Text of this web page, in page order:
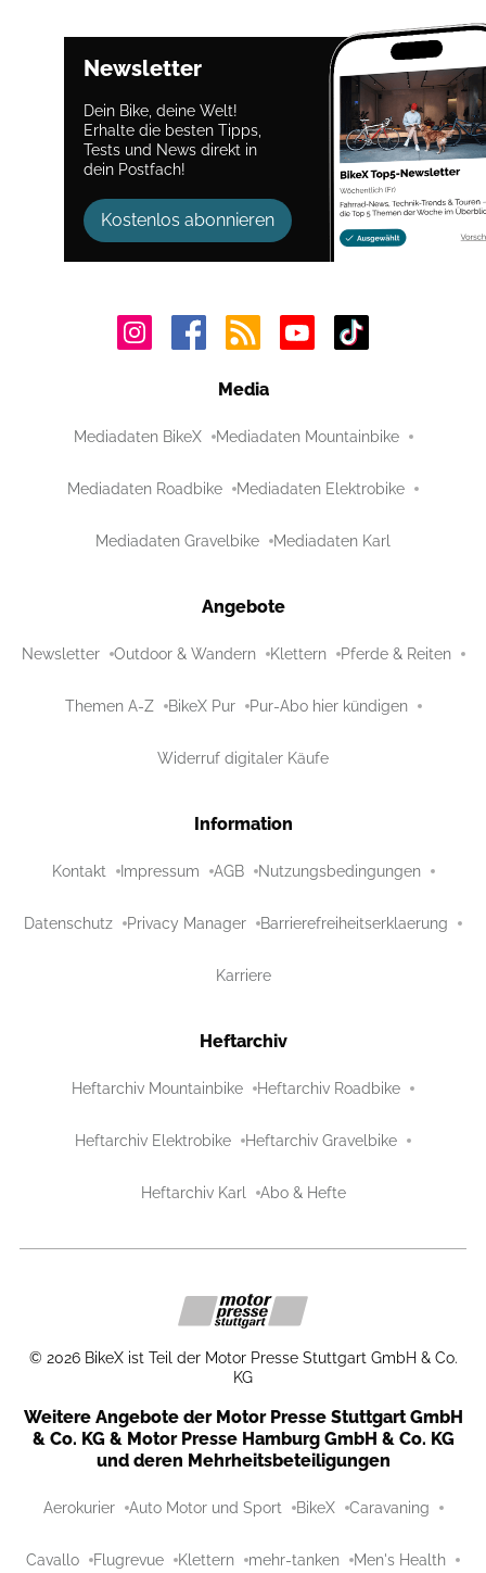
Newsletter
Dein Bike, deine Welt!
Erhalte die besten Tipps,
Tests und News direkt in
dein Postfach!
Kostenlos abonnieren
Media
Mediadaten BikeX Mediadaten Mountainbike
Mediadaten Roadbike Mediadaten Elektrobike
Mediadaten Gravelbike Mediadaten Karl
Angebote
Newsletter Outdoor & Wandern Klettern Pferde & Reiten
Themen A-Z BikeX Pur Pur-Abo hier kündigen
Widerruf digitaler Käufe
Information
Kontakt Impressum AGB Nutzungsbedingungen
Datenschutz Privacy Manager Barrierefreiheitserklaerung
Karriere
Heftarchiv
Heftarchiv Mountainbike Heftarchiv Roadbike
Heftarchiv Elektrobike Heftarchiv Gravelbike
Heftarchiv Karl Abo & Hefte
© 2026 BikeX ist Teil der Motor Presse Stuttgart GmbH & Co.
KG
Weitere Angebote der Motor Presse Stuttgart GmbH
& Co. KG & Motor Presse Hamburg GmbH & Co. KG
und deren Mehrheitsbeteiligungen
Aerokurier Auto Motor und Sport BikeX Caravaning
Cavallo Flugrevue Klettern mehr-tanken Men's Health